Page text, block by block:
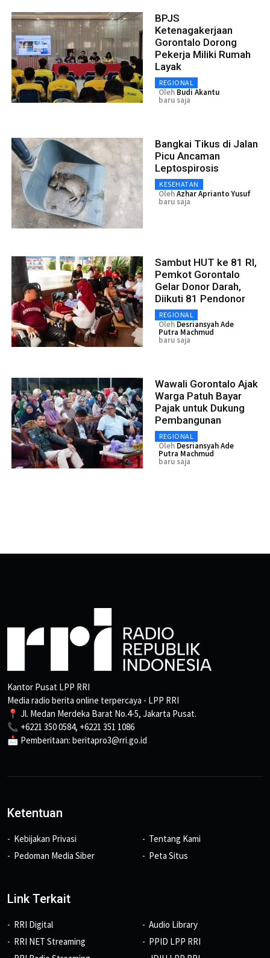
BPJS
Ketenagakerjaan
Gorontalo Dorong
Pekerja Miliki Rumah
Layak
REGIONAL
Oleh Budi Akantu
baru saja
Bangkai Tikus di Jalan
Picu Ancaman
Leptospirosis
KESEHATAN
OlehAzhar Aprianto Yusuf
baru saja
Sambut HUT ke 81 RI,
Pemkot Gorontalo
Gelar Donor Darah,
Diikuti 81 Pendonor
REGIONAL
Oleh Desriansyah Ade
Putra Machmud
baru saja
Wawali Gorontalo Ajak
Warga Patuh Bayar
Pajak untuk Dukung
Pembangunan
REGIONAL
Oleh Desriansyah Ade
Putra Machmud
baru saja
Kantor Pusat LPP RRI
Media radio berita online terpercaya - LPP RRI
📍 Jl. Medan Merdeka Barat No.4-5, Jakarta Pusat.
📞 +6221 350 0584, +6221 351 1086
📩 Pemberitaan: beritapro3@rri.go.id
Ketentuan
Kebijakan Privasi
Pedoman Media Siber
Tentang Kami
Peta Situs
Link Terkait
RRI Digital
RRI NET Streaming
Audio Library
PPID LPP RRI